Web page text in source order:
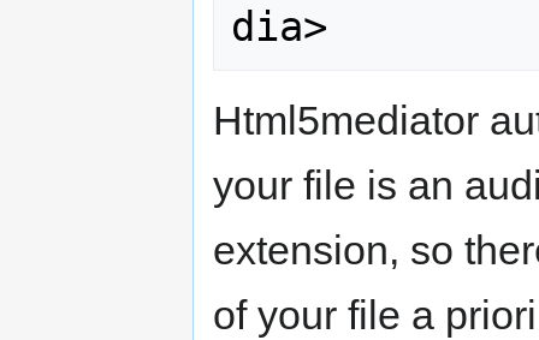
Html5mediator
your file is an
extension, so
of your file a